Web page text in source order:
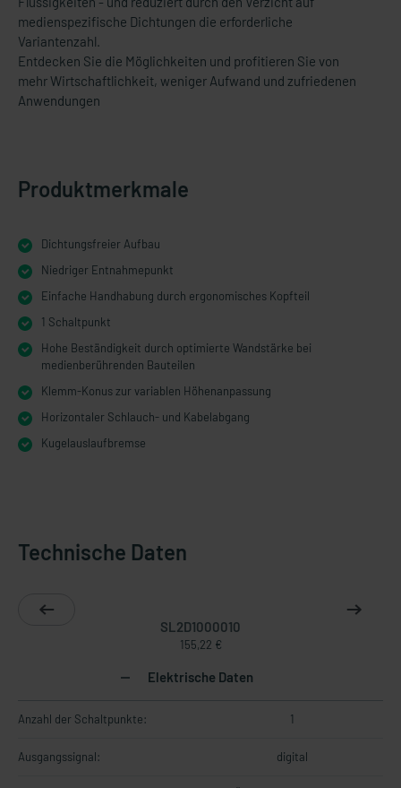
medienspezifische Dichtungen die erforderliche
Variantenzahl.
Entdecken Sie die Möglichkeiten und profitieren Sie von
mehr Wirtschaftlichkeit, weniger Aufwand und zufriedenen
Anwendungen
Produktmerkmale
Dichtungsfreier Aufbau
Niedriger Entnahmepunkt
Einfache Handhabung durch ergonomisches Kopfteil
1 Schaltpunkt
Hohe Beständigkeit durch optimierte Wandstärke bei
medienberührenden Bauteilen
Klemm-Konus zur variablen Höhenanpassung
Horizontaler Schlauch- und Kabelabgang
Kugelauslaufbremse
Technische Daten
SL2D1000010
155,22 €
Elektrische Daten
Anzahl der Schaltpunkte: 1
Ausgangssignal: digital